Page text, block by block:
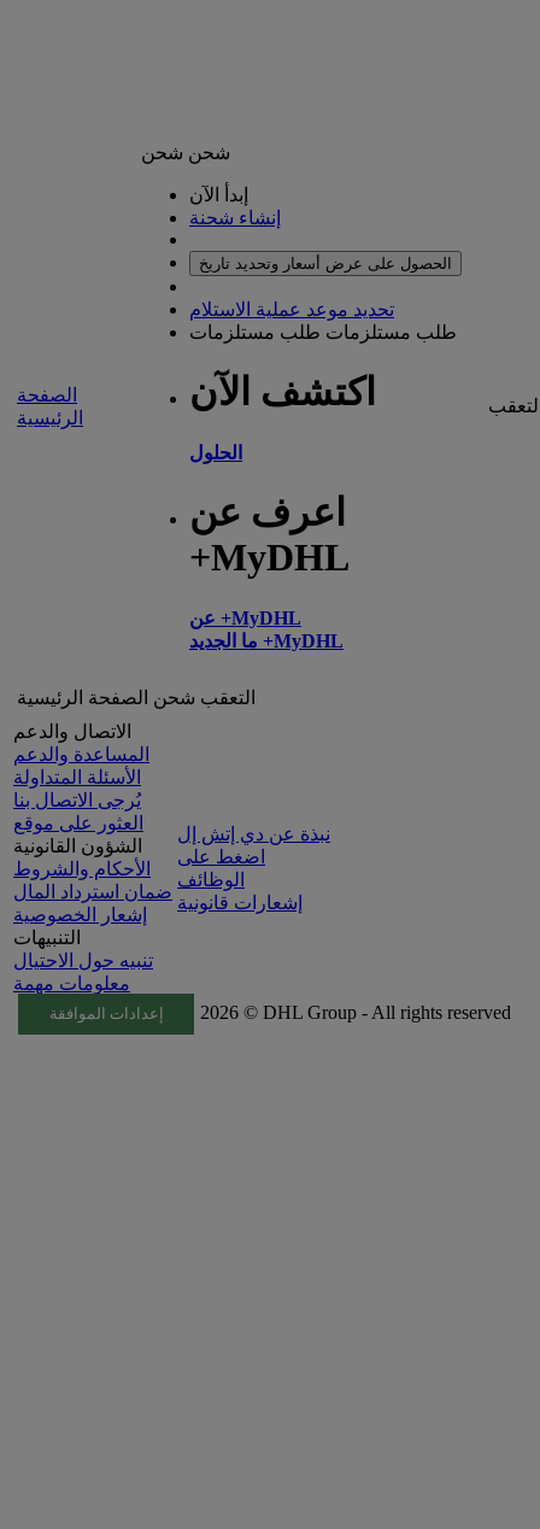
الصفحة
الرئيسية
شحن شحن
إبدأ الآن
إنشاء شحنة
الحصول على عرض أسعار وتحديد تاريخ
تحديد موعد عملية الاستلام
طلب مستلزمات طلب مستلزمات
اكتشف الآن
الحلول
اعرف عن
+MyDHL
عن +MyDHL
ما الجديد +MyDHL
الصفحة الرئيسية شحن التعقب
المساعدة والدعم
الأسئلة المتداولة
يُرجى الاتصال بنا
العثور على موقع
الشؤون القانونية
الأحكام والشروط
ضمان استرداد المال
إشعار الخصوصية
التنبيهات
تنبيه حول الاحتيال
معلومات مهمة
نبذة عن دي إتش إل
اضغط على
الوظائف
إشعارات قانونية
إعدادات الموافقة 2026 © DHL Group - All rights reserved